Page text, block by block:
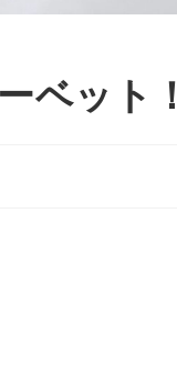
ベット！